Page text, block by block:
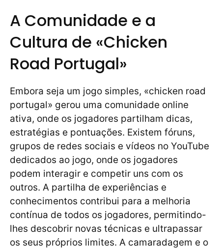
A Comunidade e a
Cultura de «Chicken
Road Portugal»
Embora seja um jogo simples, «chicken road
portugal» gerou uma comunidade online
ativa, onde os jogadores partilham dicas,
estratégias e pontuações. Existem fóruns,
grupos de redes sociais e vídeos no YouTube
dedicados ao jogo, onde os jogadores
podem interagir e competir uns com os
outros. A partilha de experiências e
conhecimentos contribui para a melhoria
contínua de todos os jogadores, permitindo-
lhes descobrir novas técnicas e ultrapassar
os seus próprios limites. A camaradagem e o